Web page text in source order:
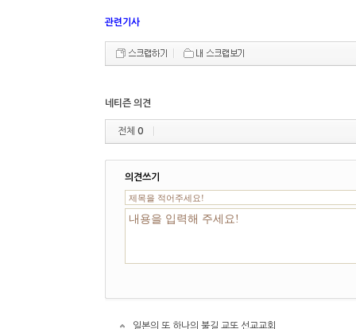
관련기사
네티즌 의견
전체 0
의견쓰기
일본의 또 하나의 불길 교또 선교교회